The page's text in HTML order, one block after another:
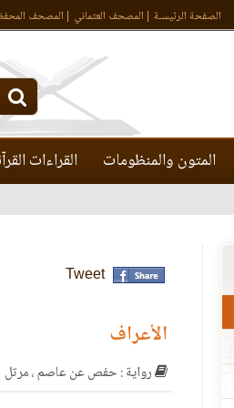
الصفحة الرئيسـة المصحف العثماني المصحف
المتون والمنظومات القراءات
Tweet
الأعراف
رواية : حفص عن عاصم ، مرتل